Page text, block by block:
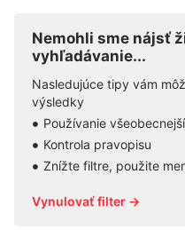
Nemohli sme nájsť
vyhľadávanie...
Nasledujúce tipy vám
výsledky
Používanie
Kontrola pravopisu
Znížte filtre, použite
Vynulovať filter →